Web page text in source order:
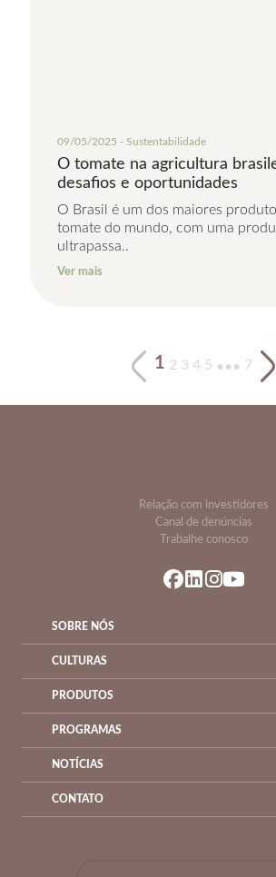
09/05/2025 - Sustentabilidade
O tomate na agricultura
desafios e oportunidades
O Brasil é um dos maiores
tomate do mundo, com uma
ultrapassa..
Ver mais
1 2 3 4 5 ••• 7
Relação com investidores
Canal de denúncias
Trabalhe conosco
SOBRE NÓS
CULTURAS
PRODUTOS
PROGRAMAS
NOTÍCIAS
CONTATO